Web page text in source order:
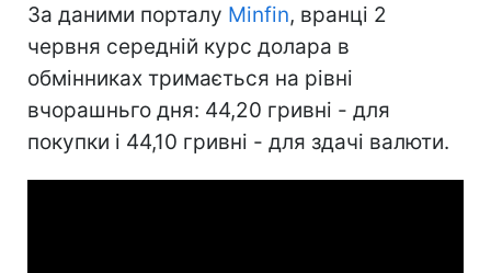
За даними порталу Minfin, вранці 2
червня середній курс долара в
обмінниках тримається на рівні
вчорашньго дня: 44,20 гривні - для
покупки і 44,10 гривні - для здачі валюти.